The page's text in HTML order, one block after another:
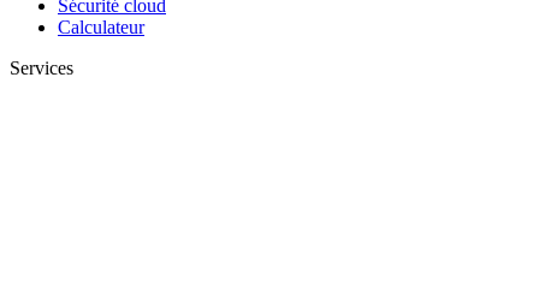
Sécurité cloud
Calculateur
Services